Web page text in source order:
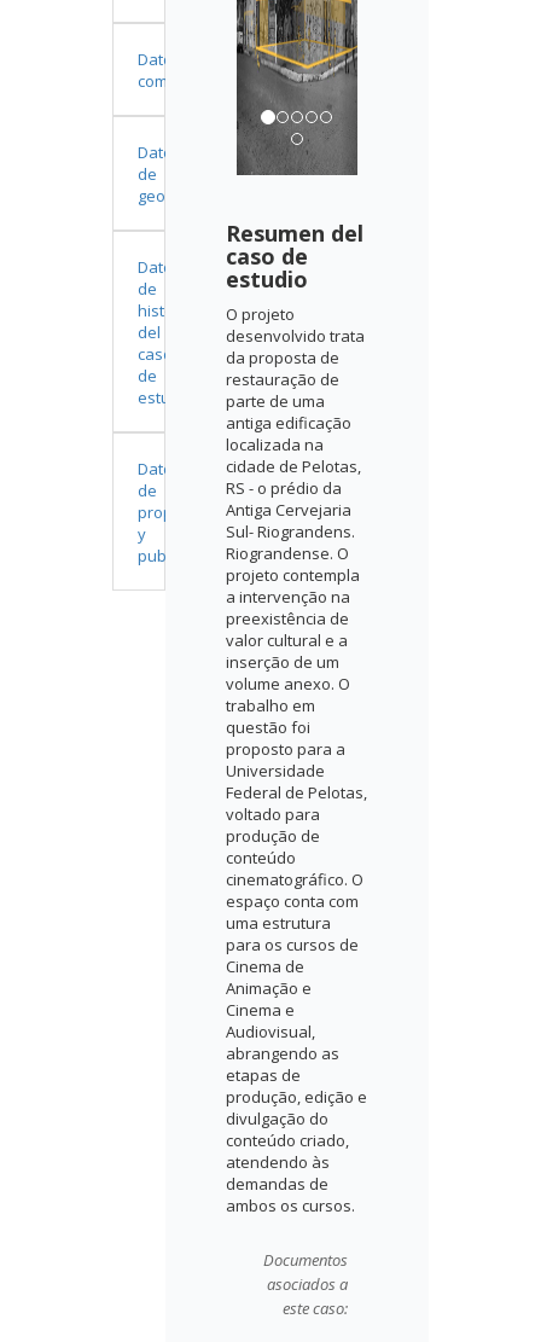
Datos
complementarios
Datos
de
geolocalización
Datos
de
historia
del
caso
de
estudio
Datos
de
propiedad
y
publicación
Resumen del
caso de
estudio
O projeto
desenvolvido trata
da proposta de
restauração de
parte de uma
antiga edificação
localizada na
cidade de Pelotas,
RS - o prédio da
Antiga Cervejaria
Sul- Riograndens.
Riograndense. O
projeto contempla
a intervenção na
preexistência de
valor cultural e a
inserção de um
volume anexo. O
trabalho em
questão foi
proposto para a
Universidade
Federal de Pelotas,
voltado para
produção de
conteúdo
cinematográfico. O
espaço conta com
uma estrutura
para os cursos de
Cinema de
Animação e
Cinema e
Audiovisual,
abrangendo as
etapas de
produção, edição e
divulgação do
conteúdo criado,
atendendo às
demandas de
ambos os cursos.
Documentos
asociados a
este caso: